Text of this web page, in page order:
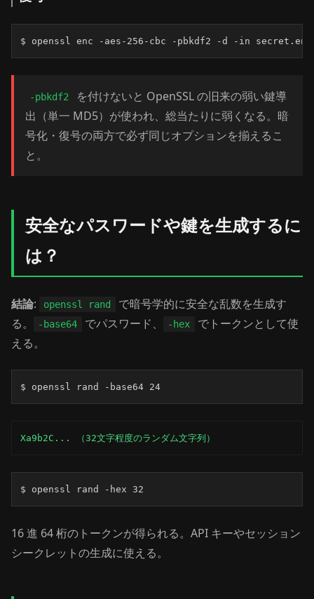
$ openssl enc -aes-256-cbc -pbkdf2 -d -in
-pbkdf2
を付けないと OpenSSL の旧来の弱い鍵導
出（単一 MD5）が使われ、総当たりに弱くなる。暗
号化・復号の両方で必ず同じオプションを揃えるこ
と。
安全なパスワードや鍵を生成するに
は？
結論: openssl rand
で暗号学的に安全な乱数を生成す
る。
-base64 でパスワード、 -hex
でトークンとして使
える。
$ openssl rand -base64 24
Xa9b2C... （32文字程度のランダム文字列）
$ openssl rand -hex 32
16 進 64 桁のトークンが得られる。API キーやセッション
シークレットの生成に使える。